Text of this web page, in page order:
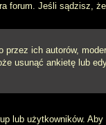
forum. Jeśli sądzisz,
ich autorów,
usunąć ankietę lub
lub użytkowników.